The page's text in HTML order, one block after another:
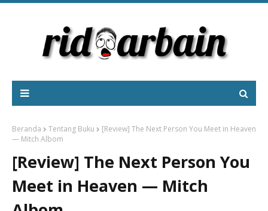
Beranda Tentang Buku
[Review] The Next Person You Meet in Heaven
— Mitch Albom
[Review] The Next Person You
Meet in Heaven — Mitch